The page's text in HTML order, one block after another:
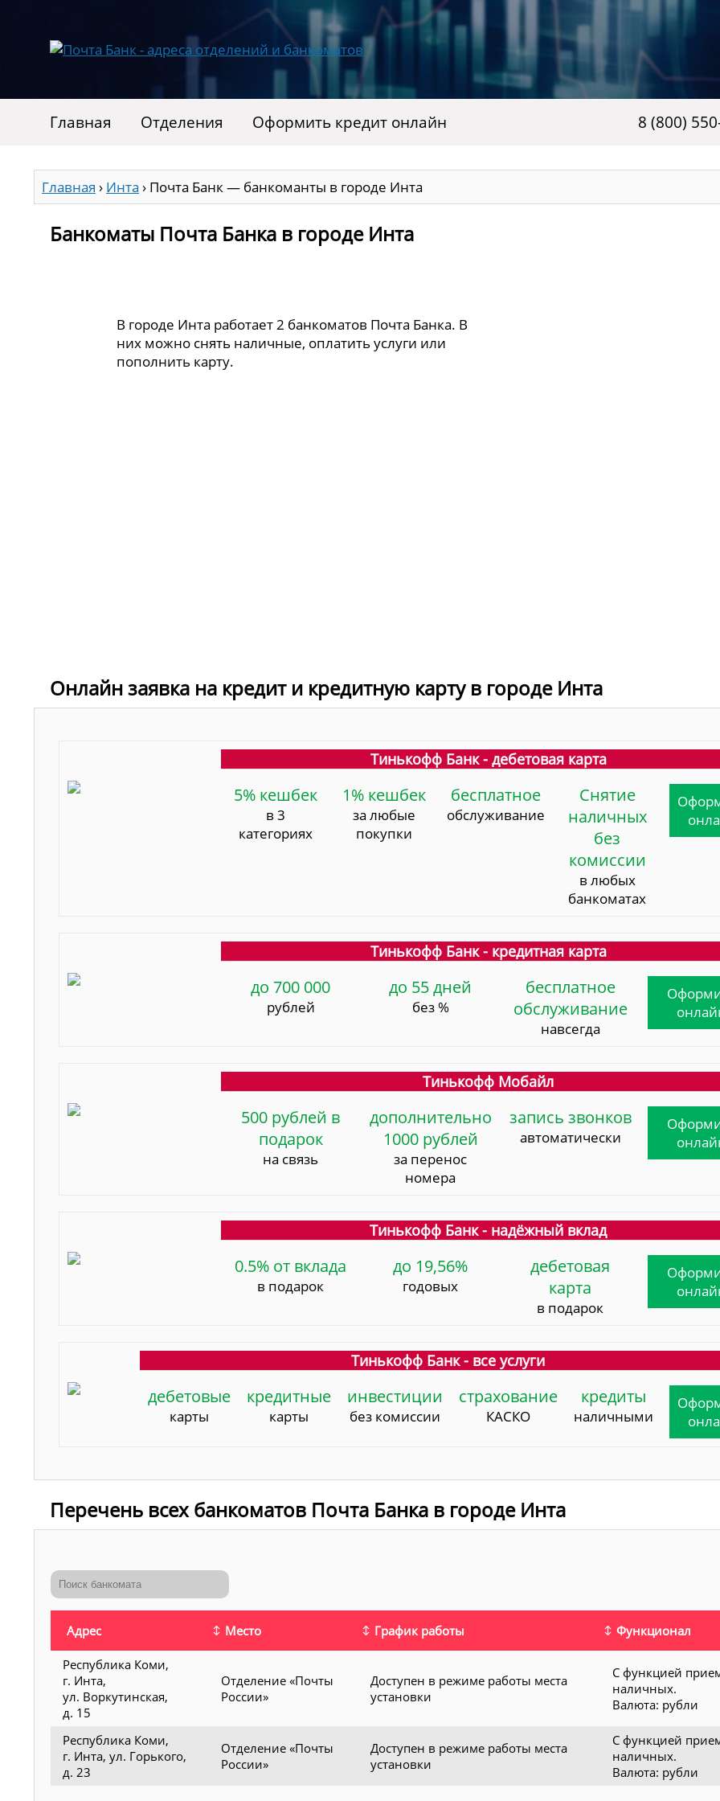
Главная Отделения Оформить кредит онлайн 8 (800)
Главная › Инта › Почта Банк — банкоманты в городе Инта
Банкоматы Почта Банка в городе Инта
В городе Инта работает 2 банкоматов Почта Банка. В
них можно снять наличные, оплатить услуги или
пополнить карту.
Онлайн заявка на кредит и кредитную карту в городе Инта
Тинькофф Банк - дебетовая карта
5% кешбек
в 3
категориях
1% кешбек
за любые
покупки
бесплатное
обслуживание
Снятие
наличных
без
комиссии
в любых
банкоматах
Тинькофф Банк - кредитная карта
до 700 000
рублей
до 55 дней
без %
бесплатное
обслуживание
навсегда
Тинькофф Мобайл
500 рублей в
подарок
на связь
дополнительно
1000 рублей
за перенос
номера
запись звонков
автоматически
Тинькофф Банк - надёжный вклад
0.5% от вклада
в подарок
до 19,56%
годовых
дебетовая
карта
в подарок
Тинькофф Банк - все услуги
дебетовые
карты
кредитные
карты
инвестиции
без комиссии
страхование
КАСКО
кредиты
наличными
Перечень всех банкоматов Почта Банка в городе Инта
Адрес Место График работы Функционал
Республика Коми,
г. Инта,
ул. Воркутинская,
д. 15
Отделение «Почты
России»
Доступен в режиме работы места
установки
С функцией
наличных.
Валюта: рубли
Республика Коми,
г. Инта, ул. Горького,
д. 23
Отделение «Почты
России»
Доступен в режиме работы места
установки
С функцией
наличных.
Валюта: рубли